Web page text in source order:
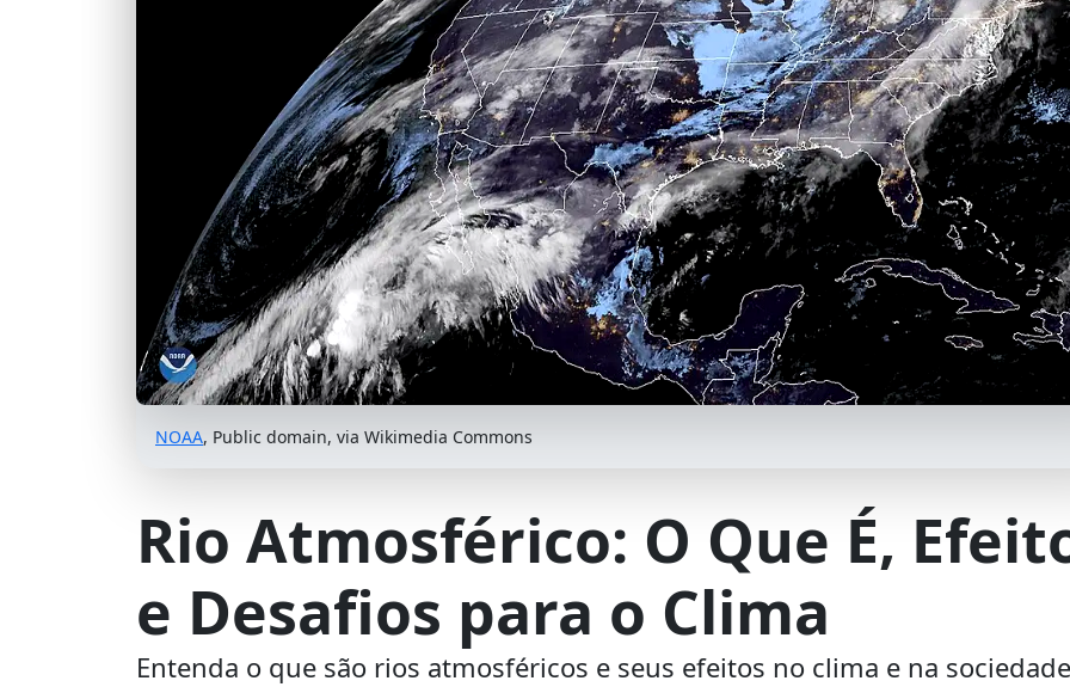
NOAA, Public domain, via Wikimedia Commons
Rio Atmosférico: O Que É,
e Desafios para o Clima
Entenda o que são rios atmosféricos e seus efeitos no clima e na